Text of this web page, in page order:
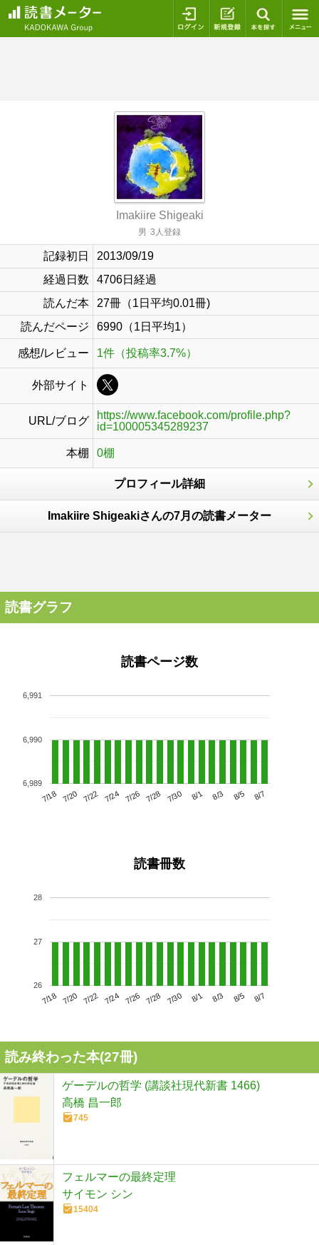
ログイン 新規登録
Imakiire Shigeaki
男 3人登録
記録初日
2013/09/19
経過日数
4706日経過
読んだ本
27冊（1日平均0.01冊)
読んだページ
6990（1日平均1）
感想/レビュー 1件（投稿率3.7%）
外部サイト
URL/ブログ
https://www.facebook.com/profile.php?
id=100005345289237
本棚 0棚
プロフィール詳細
Imakiire Shigeakiさんの7月の読書メーター
読書グラフ
読書ページ数
7/18 7/20 7/22 7/24 7/26 7/28 7/30 8/1 8/3 8/5 8/7
6,989
6,990
6,991
読書冊数
7/18 7/20 7/22 7/24 7/26 7/28 7/30 8/1 8/3 8/5 8/7
26
27
28
読み終わった本(27冊)
ゲーデルの哲学 (講談社現代新書 1466)
高橋 昌一郎
745
フェルマーの最終定理
サイモン シン
15404